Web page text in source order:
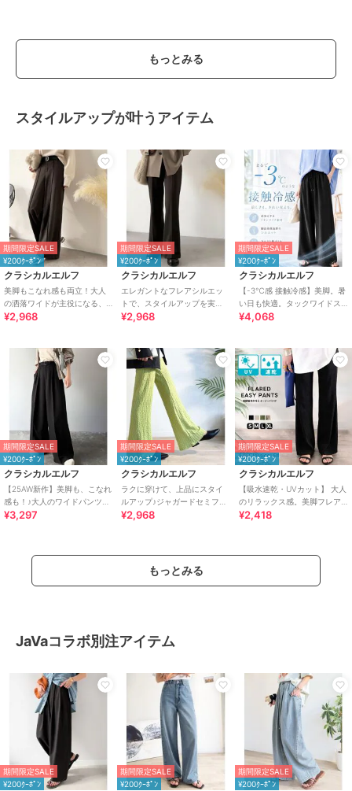
もっとみる
スタイルアップが叶うアイテム
期間限定SALE
¥200ｸｰﾎﾟﾝ
クラシカルエルフ
美脚もこなれ感も両立！大人
の洒落ワイドが主役になる、
ブラッシュドジャージハイウ
¥2,968
期間限定SALE
¥200ｸｰﾎﾟﾝ
クラシカルエルフ
エレガントなフレアシルエッ
トで、スタイルアップを実
現！ブラッシュドジャージー
¥2,968
期間限定SALE
¥200ｸｰﾎﾟﾝ
クラシカルエルフ
【-3℃感 接触冷感】美脚。暑
い日も快適。タックワイドス
トレートイージーパンツ
¥4,068
期間限定SALE
¥200ｸｰﾎﾟﾝ
クラシカルエルフ
【25AW新作】美脚も、こなれ
感も！♪大人のワイドパンツ。
ベルテッドワイドイージース
¥3,297
期間限定SALE
¥200ｸｰﾎﾟﾝ
クラシカルエルフ
ラクに穿けて、上品にスタイ
ルアップ♪ジャガードセミフレ
アパンツ
¥2,968
期間限定SALE
¥200ｸｰﾎﾟﾝ
クラシカルエルフ
【吸水速乾・UVカット】 大人
のリラックス感。美脚フレア
パンツ
¥2,418
もっとみる
JaVaコラボ別注アイテム
期間限定SALE
¥200ｸｰﾎﾟﾝ
期間限定SALE
¥200ｸｰﾎﾟﾝ
期間限定SALE
¥200ｸｰﾎﾟﾝ